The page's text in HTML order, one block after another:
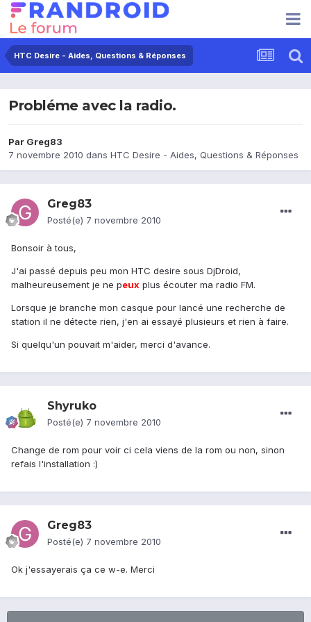
HTC Desire - Aides, Questions & Réponses
Probléme avec la radio.
Par Greg83
7 novembre 2010 dans HTC Desire - Aides, Questions & Réponses
Greg83
Posté(e) 7 novembre 2010
Bonsoir à tous,
J'ai passé depuis peu mon HTC desire sous DjDroid,
malheureusement je ne peux plus écouter ma radio FM.
Lorsque je branche mon casque pour lancé une recherche de
station il ne détecte rien, j'en ai essayé plusieurs et rien à faire.
Si quelqu'un pouvait m'aider, merci d'avance.
Shyruko
Posté(e) 7 novembre 2010
Change de rom pour voir ci cela viens de la rom ou non, sinon
refais l'installation :)
Greg83
Posté(e) 7 novembre 2010
Ok j'essayerais ça ce w-e. Merci